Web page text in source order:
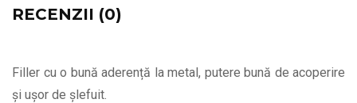
RECENZII (0)
Filler cu o bună aderență la metal, putere bună de acoperire
și ușor de șlefuit.